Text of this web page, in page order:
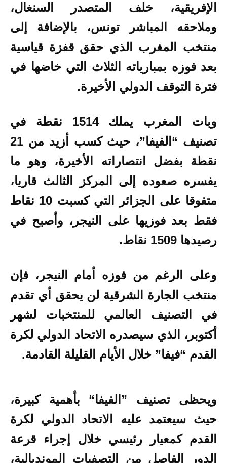
الإفريقية، خلف المتصدر السنغال،
وملاحقه المباشر تونس، بالإضافة إلى
منتخب المغرب الذي حقق قفزة قياسية
بعد فوزه بمبارياته الثلاث التي خاضها في
فترة التوقف الدولي الأخيرة.
وبات المغرب يملك 1514 نقطة في
تصنيف “الفيفا”، حيث كسب أزيد من 21
نقطة بفضل انتصاراته الأخيرة، وهو ما
يفسره صعوده إلى المركز الثالث قاريا،
متفوقا على الجزائر التي كسبت 10 نقاط
فقط بعد فوزيها على النيجر، وأصبح في
رصيدها 1509 نقاط.
وعلى الرغم من فوزه أمام النيجر، فإن
منتخب الجارة الشرقية لن يحقق أي تقدم
في التصنيف العالمي للمنتخبات لشهر
أكتوبر، الذي سيصدره الاتحاد الدولي لكرة
القدم “فيفا” خلال الأيام القليلة القادمة.
ويحظى تصنيف ”الفيفا“ بأهمية كبيرة،
حيث سيعتمد عليه الاتحاد الدولي لكرة
القدم كمعيار رئيسي خلال إجراء قرعة
الدور الفاصل من التصفيات المونديالية،